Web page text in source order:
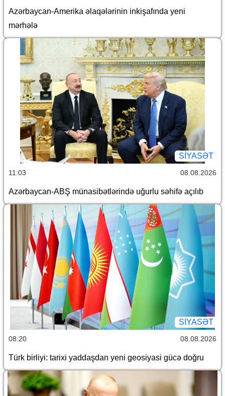
Azərbaycan-Amerika əlaqələrinin inkişafında yeni
mərhələ
SİYASƏT
11:03 08.08.2026
Azərbaycan-ABŞ münasibətlərində uğurlu səhifə açılıb
SİYASƏT
08:20 08.08.2026
Türk birliyi: tarixi yaddaşdan yeni geosiyasi gücə doğru